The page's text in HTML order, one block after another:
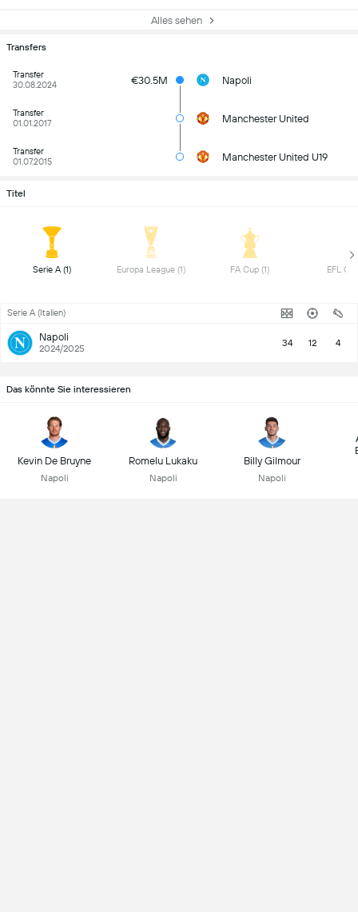
Alles sehen
Transfers
Transfer
30.08.2024
€30.5M Napoli
Transfer
01.01.2017
Manchester United
Transfer
01.07.2015
Manchester United U19
Titel
Serie A (1) Europa League (1)
Serie A (Italien)
Napoli
2024/2025 34 12 4
Das könnte Sie interessieren
Kevin De Bruyne
Napoli
Romelu Lukaku
Napoli
Billy Gilmour
Napoli